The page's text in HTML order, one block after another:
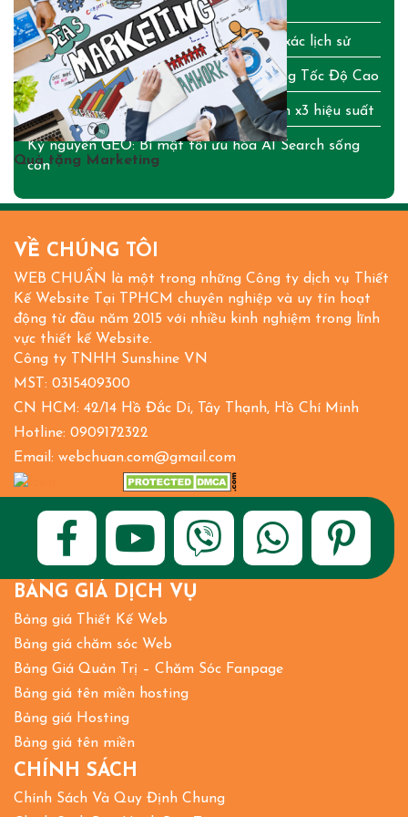
Phá
WordPress 7.0: Chi tiết từ A-Z bản lột xác lịch sử
Cập Nhật Bảng Giá Tên Miền & Hosting Tốc Độ Cao
OpenClaw AI: Bí mật tạo trợ lý cá nhân x3 hiệu suất
Kỷ nguyên GEO: Bí mật tối ưu hóa AI Search sống
còn
Quà tặng Marketing
VỀ CHÚNG TÔI
WEB CHUẨN là một trong những Công ty dịch vụ Thiết
Kế Website Tại TPHCM chuyên nghiệp và uy tín hoạt
động từ đầu năm 2015 với nhiều kinh nghiệm trong lĩnh
vực thiết kế Website.
Công ty TNHH Sunshine VN
MST: 0315409300
CN HCM: 42/14 Hồ Đắc Di, Tây Thạnh, Hồ Chí Minh
Hotline: 0909172322
Email: webchuan.com@gmail.com
BẢNG GIÁ DỊCH VỤ
Bảng giá Thiết Kế Web
Bảng giá chăm sóc Web
Bảng Giá Quản Trị – Chăm Sóc Fanpage
Bảng giá tên miền hosting
Bảng giá Hosting
Bảng giá tên miền
CHÍNH SÁCH
Chính Sách Và Quy Định Chung